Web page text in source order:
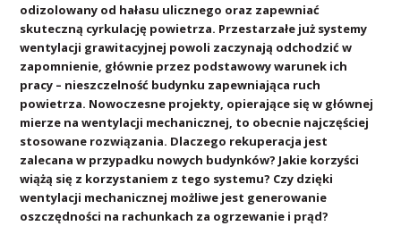
odizolowany od hałasu ulicznego oraz zapewniać
skuteczną cyrkulację powietrza. Przestarzałe już systemy
wentylacji grawitacyjnej powoli zaczynają odchodzić w
zapomnienie, głównie przez podstawowy warunek ich
pracy – nieszczelność budynku zapewniająca ruch
powietrza. Nowoczesne projekty, opierające się w głównej
mierze na wentylacji mechanicznej, to obecnie najczęściej
stosowane rozwiązania. Dlaczego rekuperacja jest
zalecana w przypadku nowych budynków? Jakie korzyści
wiążą się z korzystaniem z tego systemu? Czy dzięki
wentylacji mechanicznej możliwe jest generowanie
oszczędności na rachunkach za ogrzewanie i prąd?